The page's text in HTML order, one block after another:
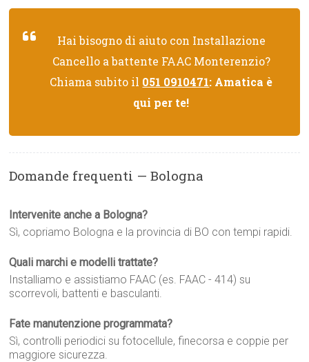
Hai bisogno di aiuto con Installazione
Cancello a battente FAAC Monterenzio?
Chiama subito il 051 0910471: Amatica è
qui per te!
Domande frequenti — Bologna
Intervenite anche a Bologna?
Sì, copriamo Bologna e la provincia di BO con tempi rapidi.
Quali marchi e modelli trattate?
Installiamo e assistiamo FAAC (es. FAAC - 414) su
scorrevoli, battenti e basculanti.
Fate manutenzione programmata?
Sì, controlli periodici su fotocellule, finecorsa e coppie per
maggiore sicurezza.